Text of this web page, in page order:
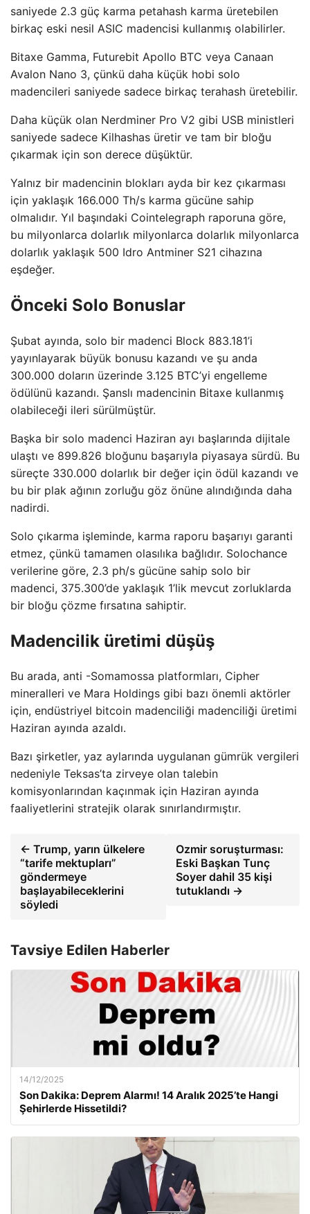
saniyede 2.3 güç karma petahash karma üretebilen
birkaç eski nesil ASIC madencisi kullanmış olabilirler.
Bitaxe Gamma, Futurebit Apollo BTC veya Canaan
Avalon Nano 3, çünkü daha küçük hobi solo
madencileri saniyede sadece birkaç terahash üretebilir.
Daha küçük olan Nerdminer Pro V2 gibi USB ministleri
saniyede sadece Kilhashas üretir ve tam bir bloğu
çıkarmak için son derece düşüktür.
Yalnız bir madencinin blokları ayda bir kez çıkarması
için yaklaşık 166.000 Th/s karma gücüne sahip
olmalıdır. Yıl başındaki Cointelegraph raporuna göre,
bu milyonlarca dolarlık milyonlarca dolarlık milyonlarca
dolarlık yaklaşık 500 Idro Antminer S21 cihazına
eşdeğer.
Önceki Solo Bonuslar
Şubat ayında, solo bir madenci Block 883.181’i
yayınlayarak büyük bonusu kazandı ve şu anda
300.000 doların üzerinde 3.125 BTC’yi engelleme
ödülünü kazandı. Şanslı madencinin Bitaxe kullanmış
olabileceği ileri sürülmüştür.
Başka bir solo madenci Haziran ayı başlarında dijitale
ulaştı ve 899.826 bloğunu başarıyla piyasaya sürdü. Bu
süreçte 330.000 dolarlık bir değer için ödül kazandı ve
bu bir plak ağının zorluğu göz önüne alındığında daha
nadirdi.
Solo çıkarma işleminde, karma raporu başarıyı garanti
etmez, çünkü tamamen olasılıka bağlıdır. Solochance
verilerine göre, 2.3 ph/s gücüne sahip solo bir
madenci, 375.300’de yaklaşık 1’lik mevcut zorluklarda
bir bloğu çözme fırsatına sahiptir.
Madencilik üretimi düşüş
Bu arada, anti -Somamossa platformları, Cipher
mineralleri ve Mara Holdings gibi bazı önemli aktörler
için, endüstriyel bitcoin madenciliği madenciliği üretimi
Haziran ayında azaldı.
Bazı şirketler, yaz aylarında uygulanan gümrük vergileri
nedeniyle Teksas’ta zirveye olan talebin
komisyonlarından kaçınmak için Haziran ayında
faaliyetlerini stratejik olarak sınırlandırmıştır.
← Trump, yarın ülkelere
“tarife mektupları”
göndermeye
başlayabileceklerini
söyledi
Ozmir soruşturması:
Eski Başkan Tunç
Soyer dahil 35 kişi
tutuklandı →
Tavsiye Edilen Haberler
14/12/2025
Son Dakika: Deprem Alarmı! 14 Aralık 2025’te Hangi
Şehirlerde Hissetildi?